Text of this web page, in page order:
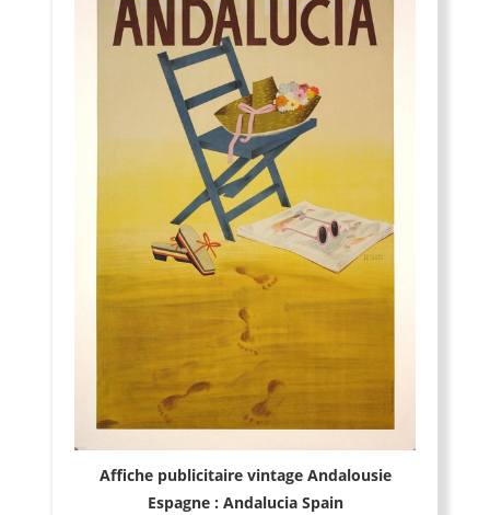
Affiche publicitaire vintage Andalousie
Espagne : Andalucia Spain